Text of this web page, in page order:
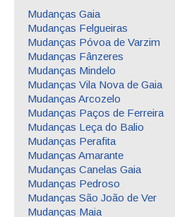
Mudanças Gaia
Mudanças Felgueiras
Mudanças Póvoa de Varzim
Mudanças Fânzeres
Mudanças Mindelo
Mudanças Vila Nova de Gaia
Mudanças Arcozelo
Mudanças Paços de Ferreira
Mudanças Leça do Balio
Mudanças Perafita
Mudanças Amarante
Mudanças Canelas Gaia
Mudanças Pedroso
Mudanças São João de Ver
Mudanças Maia